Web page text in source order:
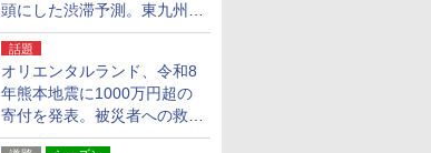
頭にした渋滞予測。東九州道
への迂回は料金調整を実施
話題
オリエンタルランド、令和8
年熊本地震に1000万円超の
寄付を発表。被災者への救援
活動・復旧支援